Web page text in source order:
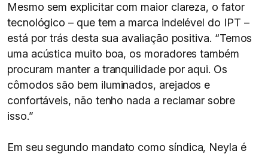
Mesmo sem explicitar com maior clareza, o fator
tecnológico – que tem a marca indelével do IPT –
está por trás desta sua avaliação positiva. “Temos
uma acústica muito boa, os moradores também
procuram manter a tranquilidade por aqui. Os
cômodos são bem iluminados, arejados e
confortáveis, não tenho nada a reclamar sobre
isso.”
Em seu segundo mandato como síndica, Neyla é